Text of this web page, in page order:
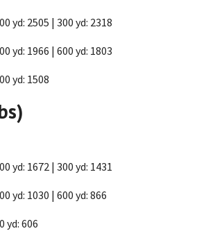
yd: 2505 | 300 yd: 2318
yd: 1966 | 600 yd: 1803
yd: 1508
yd: 1672 | 300 yd: 1431
yd: 1030 | 600 yd: 866
yd: 606